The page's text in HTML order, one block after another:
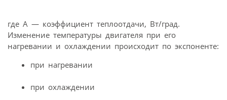
где А — коэффициент теплоотдачи, Вт/град.
Изменение температуры двигателя при его
нагревании и охлаждении происходит по экспоненте:
при нагревании
при охлаждении